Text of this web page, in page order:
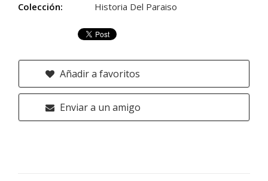
Colección:
Historia Del Paraiso
Añadir a favoritos
Enviar a un amigo